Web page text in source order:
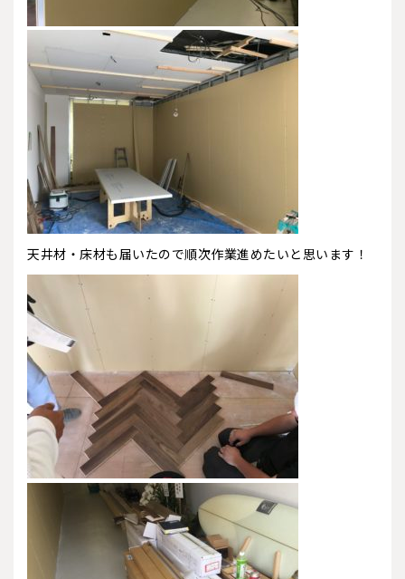
天井材・床材も届いたので順次作業進めたいと思います！